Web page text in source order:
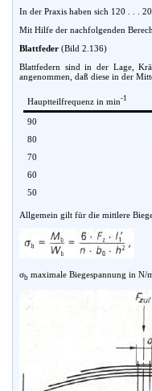
In der Praxis haben sich 120 . . .
Mit Hilfe der nachfolgenden
Blattfeder (Bild 2.136)
Blattfedern sind in der Lage,
angenommen, daß diese in der
Hauptteilfrequenz in min-1
90
80
70
60
50
Allgemein gilt für die mittlere
σb maximale Biegespannung in N/